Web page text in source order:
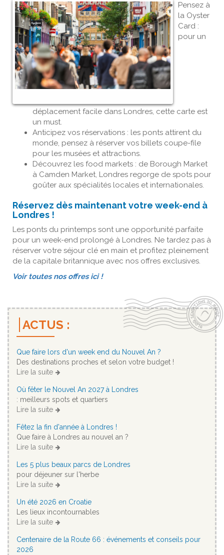
Pensez à
la Oyster
Card :
pour un
déplacement facile dans Londres, cette carte est
un must.
Anticipez vos réservations : les ponts attirent du
monde, pensez à réserver vos billets coupe-file
pour les musées et attractions.
Découvrez les food markets : de Borough Market
à Camden Market, Londres regorge de spots pour
goûter aux spécialités locales et internationales.
Réservez dès maintenant votre week-end à
Londres !
Les ponts du printemps sont une opportunité parfaite
pour un week-end prolongé à Londres. Ne tardez pas à
réserver votre séjour clé en main et profitez pleinement
de la capitale britannique avec nos offres exclusives.
Voir toutes nos offres ici !
ACTUS :
Que faire lors d'un week end du Nouvel An ?
Des destinations proches et selon votre budget !
Lire la suite
Où fêter le Nouvel An 2027 à Londres
: meilleurs spots et quartiers
Lire la suite
Fêtez la fin d'année à Londres !
Que faire à Londres au nouvel an ?
Lire la suite
Les 5 plus beaux parcs de Londres
pour déjeuner sur l'herbe
Lire la suite
Un été 2026 en Croatie
Les lieux incontournables
Lire la suite
Centenaire de la Route 66 : événements et conseils pour
2026